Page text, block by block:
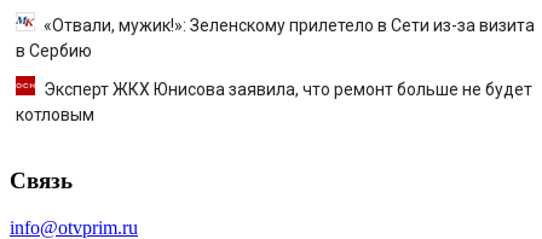
«Отвали, мужик!»: Зеленскому прилетело в Сети из-за визита
в Сербию
Эксперт ЖКХ Юнисова заявила, что ремонт больше не будет
котловым
Связь
info@otvprim.ru